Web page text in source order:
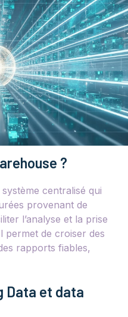
?
centralisé qui
provenant de
l’analyse et la prise
permet de croiser des
rapports fiables,
Data et data